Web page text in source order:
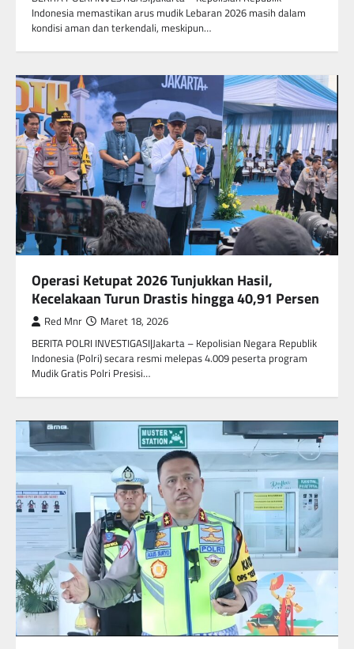
Indonesia memastikan arus mudik Lebaran 2026 masih dalam
kondisi aman dan terkendali, meskipun…
Operasi Ketupat 2026 Tunjukkan Hasil,
Kecelakaan Turun Drastis hingga 40,91 Persen
Red Mnr Maret 18, 2026
BERITA POLRI INVESTIGASI|Jakarta – Kepolisian Negara Republik
Indonesia (Polri) secara resmi melepas 4.009 peserta program
Mudik Gratis Polri Presisi…